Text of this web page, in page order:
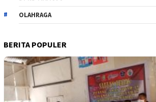
OLAHRAGA
BERITA POPULER